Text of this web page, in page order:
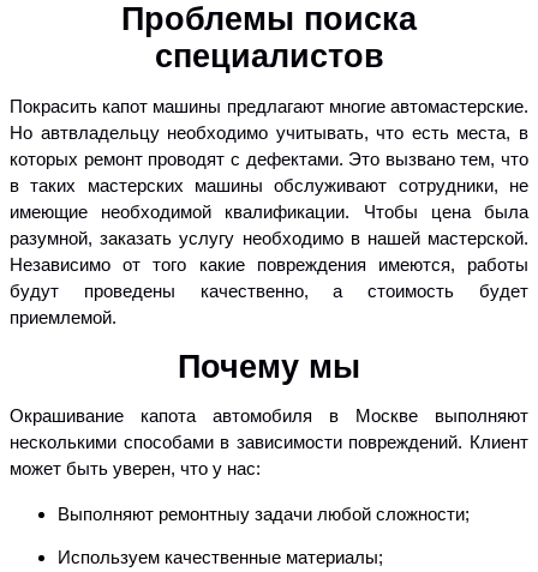
Проблемы поиска
специалистов
Покрасить капот машины предлагают многие автомастерские.
Но автвладельцу необходимо учитывать, что есть места, в
которых ремонт проводят с дефектами. Это вызвано тем, что
в таких мастерских машины обслуживают сотрудники, не
имеющие необходимой квалификации. Чтобы цена была
разумной, заказать услугу необходимо в нашей мастерской.
Независимо от того какие повреждения имеются, работы
будут проведены качественно, а стоимость будет
приемлемой.
Почему мы
Окрашивание капота автомобиля в Москве выполняют
несколькими способами в зависимости повреждений. Клиент
может быть уверен, что у нас:
Выполняют ремонтныу задачи любой сложности;
Используем качественные материалы;